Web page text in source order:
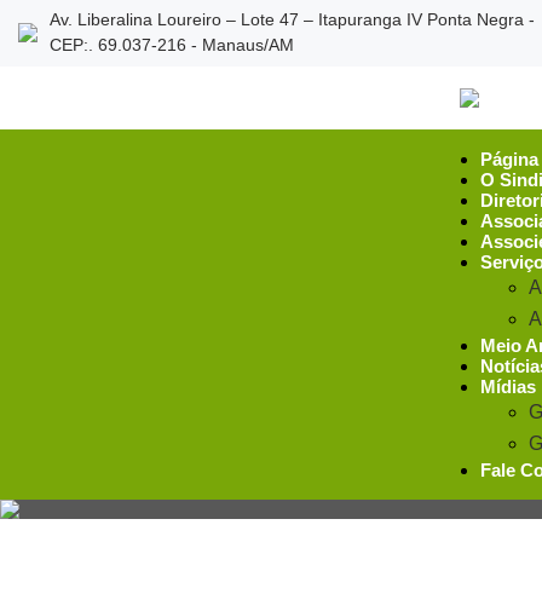
Av. Liberalina Loureiro – Lote 47 – Itapuranga IV Ponta Negra -
CEP:. 69.037-216 - Manaus/AM
O
Meio
Mídias
Fale